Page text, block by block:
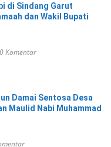
di Sindang Garut
dan Wakil Bupati
0 Komentar
Damai Sentosa Desa
Maulid Nabi Muhammad